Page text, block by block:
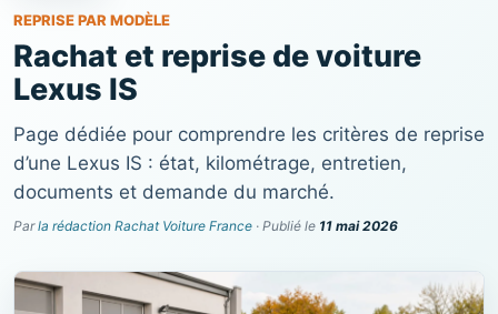
REPRISE PAR MODÈLE
Rachat et reprise de voiture
Lexus IS
Page dédiée pour comprendre les critères de reprise
d’une Lexus IS : état, kilométrage, entretien,
documents et demande du marché.
Parla rédaction Rachat Voiture France · Publié le 11 mai 2026